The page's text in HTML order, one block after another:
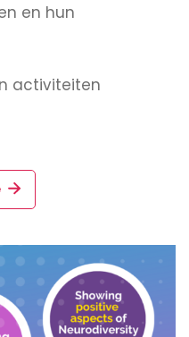
en hun
activiteiten